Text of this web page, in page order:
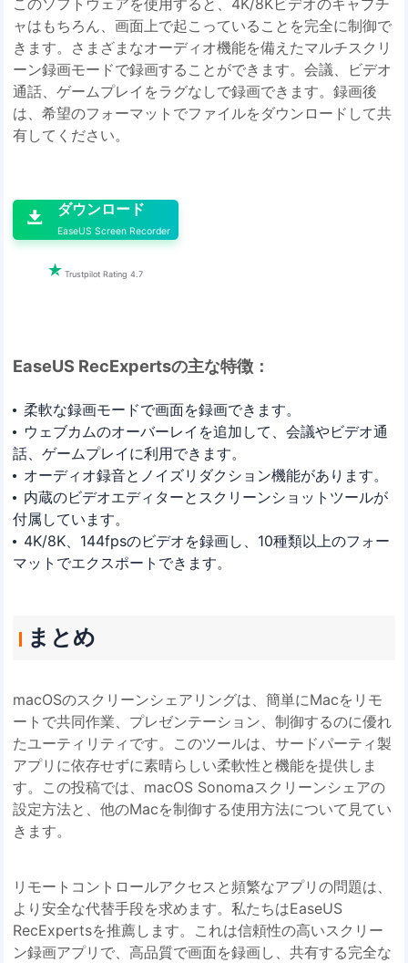
ャはもちろん、画面上で起こっていることを完全に制御で
きます。さまざまなオーディオ機能を備えたマルチスクリ
ーン録画モードで録画することができます。会議、ビデオ
通話、ゲームプレイをラグなしで録画できます。録画後
は、希望のフォーマットでファイルをダウンロードして共
有してください。
 ダウンロード
EaseUS Screen Recorder
 Trustpilot Rating 4.7
EaseUS RecExpertsの主な特徴：
柔軟な録画モードで画面を録画できます。
ウェブカムのオーバーレイを追加して、会議やビデオ通
話、ゲームプレイに利用できます。
オーディオ録音とノイズリダクション機能があります。
内蔵のビデオエディターとスクリーンショットツールが
付属しています。
4K/8K、144fpsのビデオを録画し、10種類以上のフォー
マットでエクスポートできます。
まとめ
macOSのスクリーンシェアリングは、簡単にMacをリモ
ートで共同作業、プレゼンテーション、制御するのに優れ
たユーティリティです。このツールは、サードパーティ製
アプリに依存せずに素晴らしい柔軟性と機能を提供しま
す。この投稿では、macOS Sonomaスクリーンシェアの
設定方法と、他のMacを制御する使用方法について見てい
きます。
リモートコントロールアクセスと頻繁なアプリの問題は、
より安全な代替手段を求めます。私たちはEaseUS
RecExpertsを推薦します。これは信頼性の高いスクリー
ン録画アプリで、高品質で画面を録画し、共有する完全な